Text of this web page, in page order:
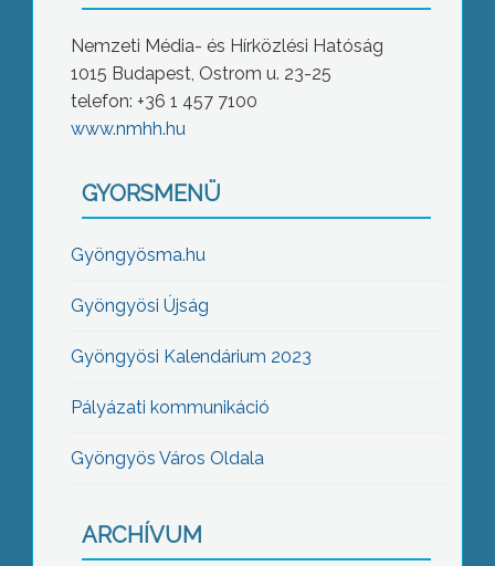
Nemzeti Média- és Hírközlési Hatóság
1015 Budapest, Ostrom u. 23-25
telefon: +36 1 457 7100
www.nmhh.hu
GYORSMENÜ
Gyöngyösma.hu
Gyöngyösi Újság
Gyöngyösi Kalendárium 2023
Pályázati kommunikáció
Gyöngyös Város Oldala
ARCHÍVUM